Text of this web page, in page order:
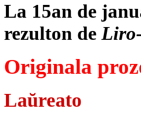
La 15an de
rezulton de
Originala
Laŭreato